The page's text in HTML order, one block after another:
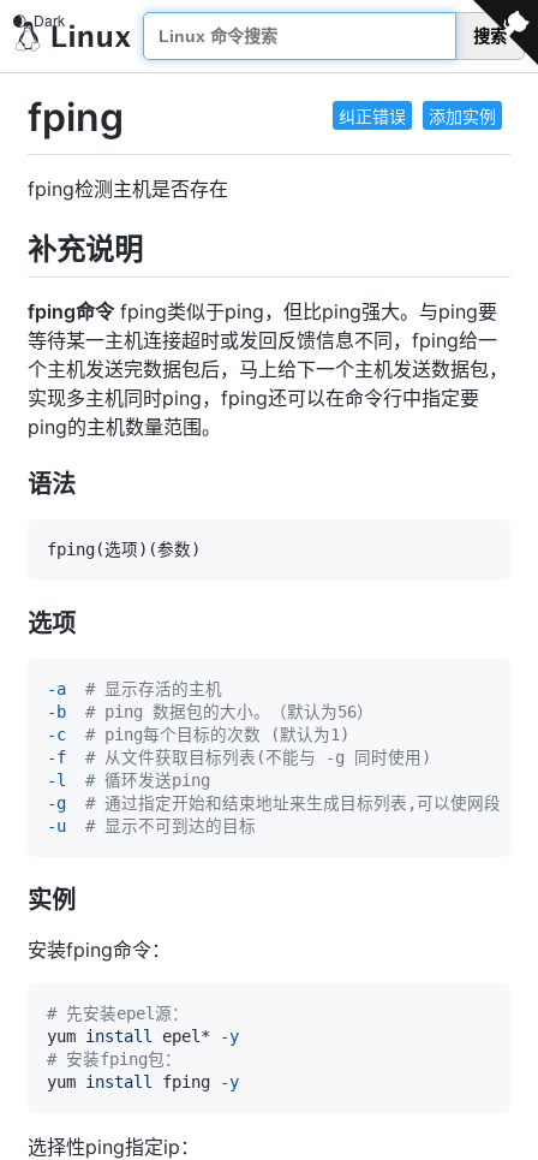
搜索
纠正错误 添加实例
fping
fping检测主机是否存在
补充说明
fping命令fping类似于ping，但比ping强大。与ping要
等待某一主机连接超时或发回反馈信息不同，fping给一
个主机发送完数据包后，马上给下一个主机发送数据包，
实现多主机同时ping，fping还可以在命令行中指定要
ping的主机数量范围。
语法
fping(选项) (参数)
选项
-a
# 显示存活的主机
-b
# ping 数据包的大小。（默认为56）
-c
# ping每个目标的次数 (默认为1)
-f
# 从文件获取目标列表(不能与 -g 同时使用)
-l
# 循环发送ping
-g
# 通过指定开始和结束地址来生成目标列表,可以使网段
-u
# 显示不可到达的目标
实例
安装fping命令：
# 先安装epel源：
yum install epel*
-y
# 安装fping包：
yum install fping -y
选择性ping指定ip：